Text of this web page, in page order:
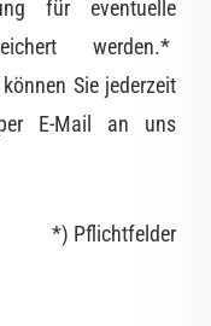
für eventuelle
werden.*
Sie jederzeit
E-Mail an uns
*) Pflichtfelder